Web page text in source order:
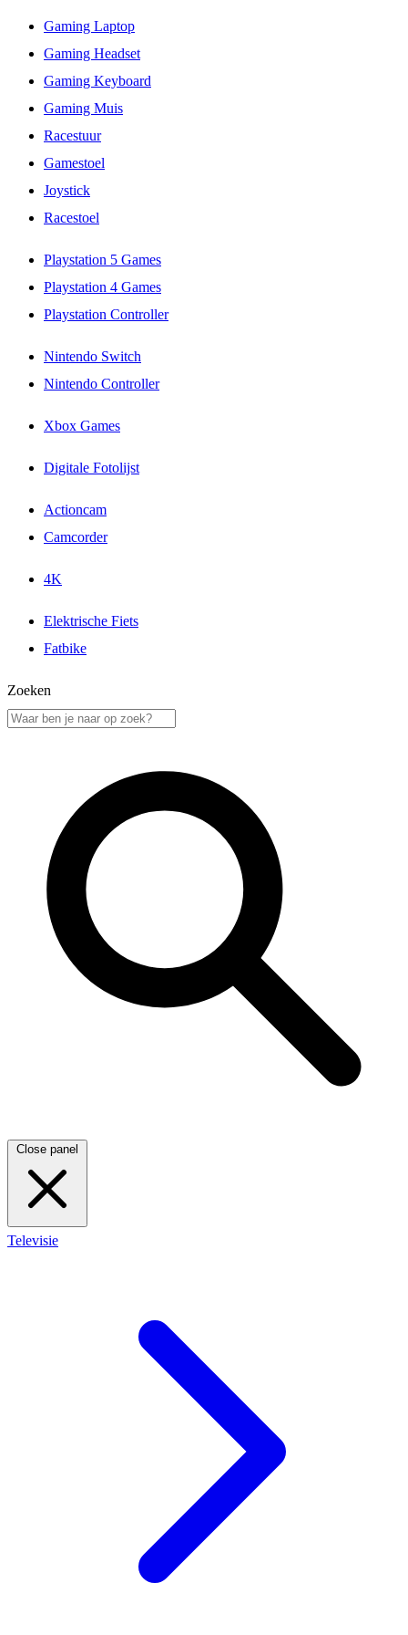
Gaming Laptop
Gaming Headset
Gaming Keyboard
Gaming Muis
Racestuur
Gamestoel
Joystick
Racestoel
Playstation 5 Games
Playstation 4 Games
Playstation Controller
Nintendo Switch
Nintendo Controller
Xbox Games
Digitale Fotolijst
Actioncam
Camcorder
4K
Elektrische Fiets
Fatbike
Zoeken
Close panel
Televisie